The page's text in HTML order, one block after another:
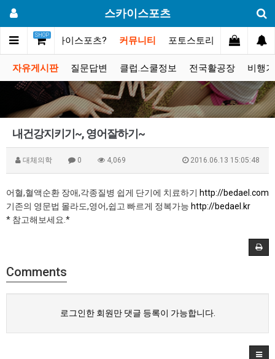
스카이스포츠
SHOP
메인 스카이스포츠? 커뮤니티 포토스토리 동영상갤러
자유게시판 질문답변 클럽.스쿨정보 전국활공장 비행
내건강지키기~, 영어잘하기~
대체의학 0 4,069 2016.06.13 15:05:48
어혈,혈액순환 장애,각종질병 쉽게 단기에 치료하기 http://bedael.com
기존의 영문법 몰라도,영어,쉽고 빠르게 정복가능 http://bedael.kr
* 참고해보세요.*
Comments
로그인한 회원만 댓글 등록이 가능합니다.